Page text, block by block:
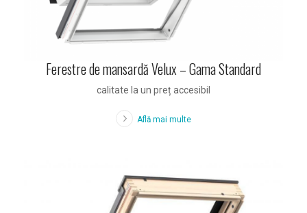
Ferestre de mansardă Velux – Gama Standard
calitate la un preț accesibil
Află mai multe